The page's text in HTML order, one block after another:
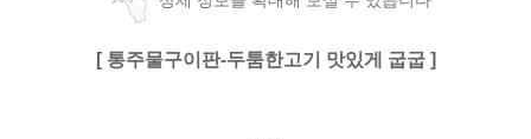
[ 통주물구이판-두툼한고기 맛있게 굽굽 ]